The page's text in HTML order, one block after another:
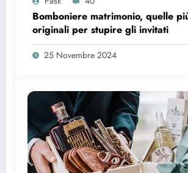
Bomboniere matrimonio, quelle
originali per stupire gli invitati
25 Novembre 2024